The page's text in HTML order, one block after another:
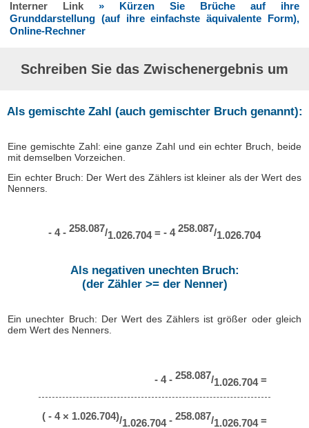
Interner Link » Kürzen Sie Brüche auf ihre
Grunddarstellung (auf ihre einfachste äquivalente Form),
Online-Rechner
Schreiben Sie das Zwischenergebnis um
Als gemischte Zahl (auch gemischter Bruch genannt):
Eine gemischte Zahl: eine ganze Zahl und ein echter Bruch, beide
mit demselben Vorzeichen.
Ein echter Bruch: Der Wert des Zählers ist kleiner als der Wert des
Nenners.
- 4 - 258.087/1.026.704 = - 4258.087/1.026.704
Als negativen unechten Bruch:
(der Zähler >= der Nenner)
Ein unechter Bruch: Der Wert des Zählers ist größer oder gleich
dem Wert des Nenners.
- 4 - 258.087/1.026.704 =
( - 4 × 1.026.704)/1.026.704 - 258.087/1.026.704 =